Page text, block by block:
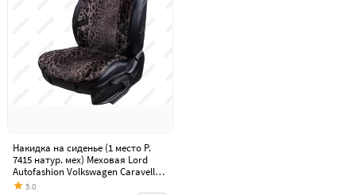
Накидка на сиденье (1 место Р.
7415 натур. мех) Меховая Lord
Autofashion Volkswagen Caravelle
T4 рестайлинг (1995-2003)
5.0